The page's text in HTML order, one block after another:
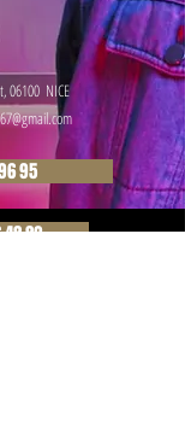
06100 NICE
95
82